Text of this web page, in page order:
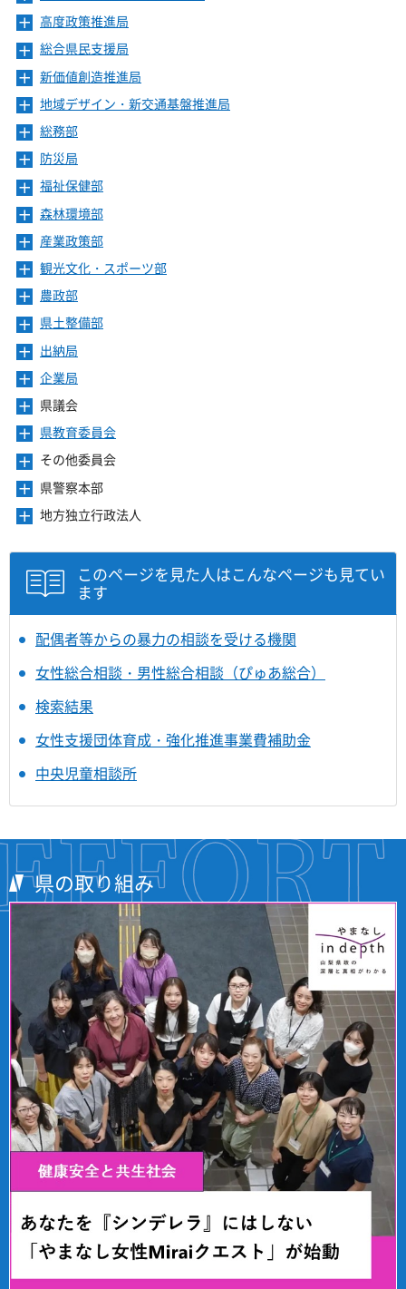
ニ
ュ
ー
を
開
き
ま
す
メ
ニ
ュ
ー
を
開
き
ま
す
高度政策推進局
メ
ニ
ュ
ー
を
開
き
ま
す
総合県民支援局
メ
ニ
ュ
ー
を
開
き
ま
す
新価値創造推進局
メ
ニ
ュ
ー
開
き
ま
す
地域デザイン・新交通基盤推進局
メ
ニ
ュ
ー
を
開
き
ま
す
総務部
メ
ニ
ュ
ー
を
開
き
ま
す
防災局
メ
ニ
ュ
ー
を
開
き
ま
す
福祉保健部
メ
ニ
ュ
ー
を
開
き
ま
す
森林環境部
メ
ニ
ュ
ー
開
き
ま
す
産業政策部
メ
ニ
ュ
ー
を
開
き
ま
す
観光文化・スポーツ部
メ
ニ
ュ
ー
を
開
き
ま
す
農政部
メ
ニ
ュ
ー
を
開
き
ま
す
県土整備部
メ
ニ
ュ
ー
を
開
き
ま
す
出納局
メ
ニ
ュ
ー
開
き
ま
す
企業局
メ
ニ
ュ
ー
を
開
き
ま
県議会
メ
ニ
ュ
ー
を
開
ま
す
県教育委員会
メ
ニ
ュ
ー
を
開
す
その他委員会
メ
ニ
ュ
を
開
き
県警察本部
メ
ュ
ー
き
ま
地方独立行政法人
このページを見た人はこんなページも見てい
ます
配偶者等からの暴力の相談を受ける機関
女性総合相談・男性総合相談（ぴゅあ総合）
検索結果
女性支援団体育成・強化推進事業費補助金
中央児童相談所
県の取り組み